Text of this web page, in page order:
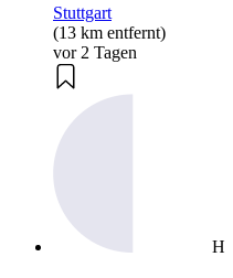
Stuttgart
(13 km entfernt)
vor 2 Tagen
H